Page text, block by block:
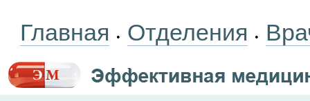
Главная • Отделения •